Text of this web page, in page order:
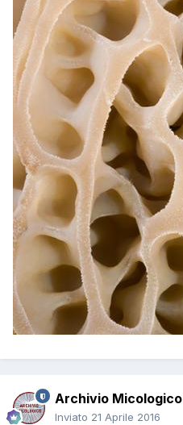
Archivio Micologico
Inviato 21 Aprile 2016